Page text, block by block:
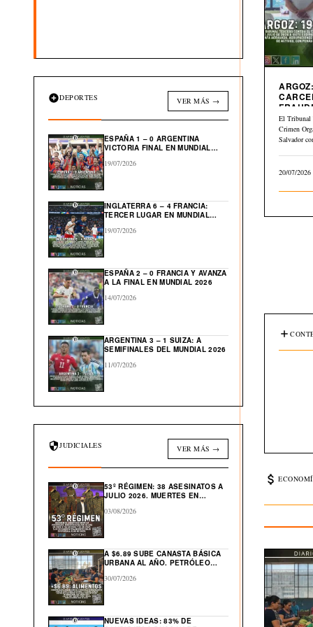
DEPORTES VER MÁS →
ESPAÑA 1 – 0 ARGENTINA
VICTORIA FINAL EN MUNDIAL
19/07/2026
INGLATERRA 6 – 4 FRANCIA:
TERCER LUGAR EN MUNDIAL
19/07/2026
ESPAÑA 2 – 0 FRANCIA Y AVANZA
A LA FINAL EN MUNDIAL 2026
14/07/2026
ARGENTINA 3 – 1 SUIZA: A
SEMIFINALES DEL MUNDIAL 2026
11/07/2026
JUDICIALES VER MÁS →
53º RÉGIMEN: 38 ASESINATOS A
JULIO 2026. MUERTES EN
03/08/2026
A $6.89 SUBE CANASTA BÁSICA
URBANA AL AÑO. PETRÓLEO
30/07/2026
NUEVAS IDEAS: 83% DE
El Tribunal
Crimen
Salvador
20/07/2026